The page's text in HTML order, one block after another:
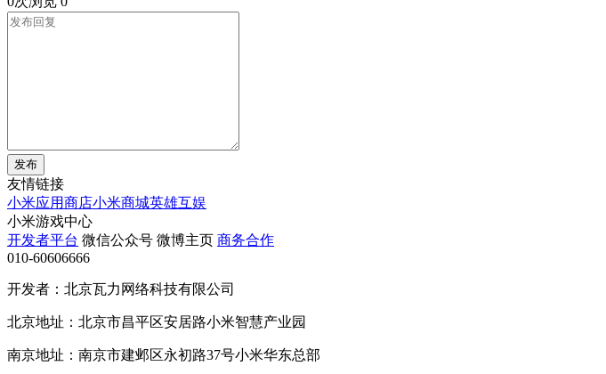
发布
友情链接
小米应用商店小米商城英雄互娱
小米游戏中心
开发者平台 微信公众号 微博主页 商务合作
010-60606666
开发者：北京瓦力网络科技有限公司
北京地址：北京市昌平区安居路小米智慧产业园
南京地址：南京市建邺区永初路37号小米华东总部